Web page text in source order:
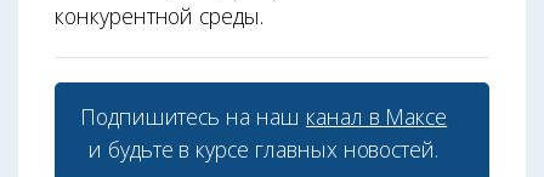
конкурентной среды.
Подпишитесь на наш канал в Максе
и будьте в курсе главных новостей.